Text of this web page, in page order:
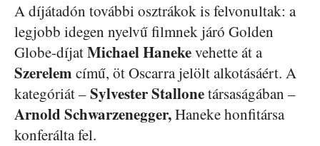
A díjátadón további osztrákok is felvonultak: a
legjobb idegen nyelvű filmnek járó Golden
Globe-díjatMichael Hanekevehette át a
Szerelem című, öt Oscarra jelölt alkotásáért. A
kategóriát –Sylvester Stallonetársaságában –
Arnold Schwarzenegger,Haneke honfitársa
konferálta fel.